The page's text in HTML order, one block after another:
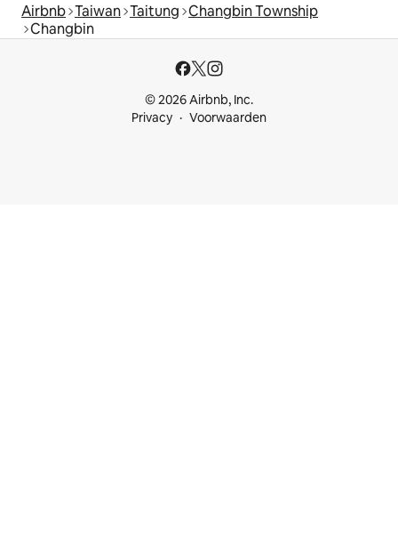
Airbnb Taiwan Taitung Changbin Township
Changbin
© 2026 Airbnb, Inc.
Privacy
Voorwaarden